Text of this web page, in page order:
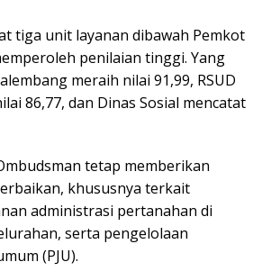
tiga unit layanan dibawah Pemkot
penilaian tinggi. Yang
meraih nilai 91,99, RSUD
86,77, dan Dinas Sosial mencatat
tetap memberikan
khususnya terkait
administrasi pertanahan di
serta pengelolaan
(PJU).